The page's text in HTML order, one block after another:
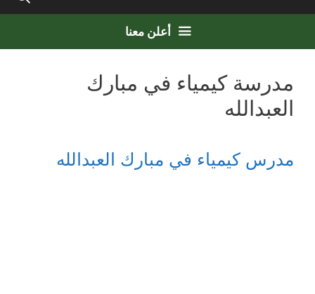
أعلن معنا
مدرسة كيمياء في مبارك
العبدالله
مدرس كيمياء في مبارك العبدالله